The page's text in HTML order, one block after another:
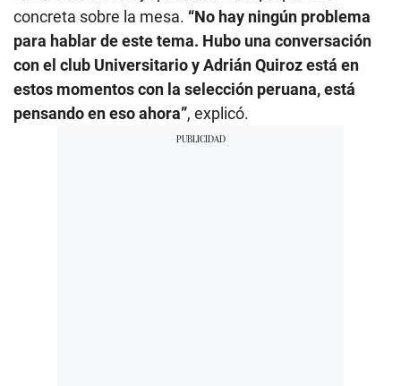
concreta sobre la mesa. “No hay ningún problema
para hablar de este tema. Hubo una conversación
con el club Universitario y Adrián Quiroz está en
estos momentos con la selección peruana, está
pensando en eso ahora”, explicó.